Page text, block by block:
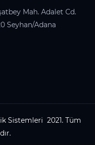
Mah. Adalet Cd.
Seyhan/Adana
Sistemleri 2021. Tüm